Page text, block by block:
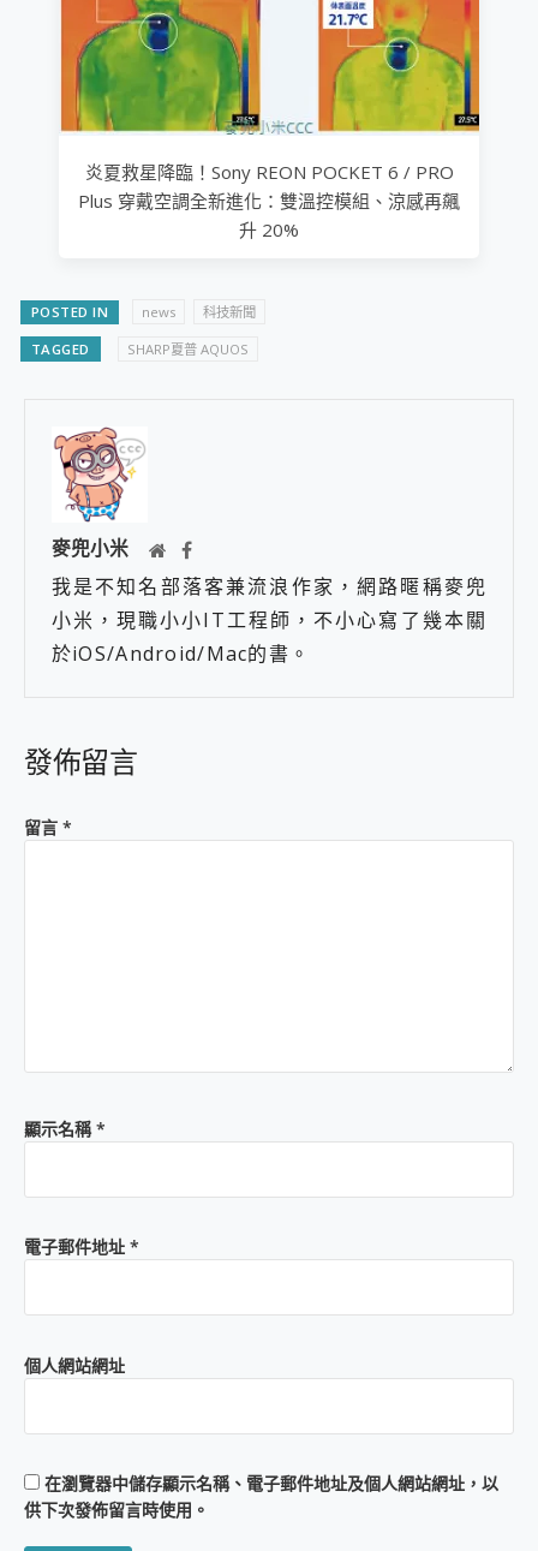
炎夏救星降臨！Sony REON POCKET 6 / PRO
Plus 穿戴空調全新進化：雙溫控模組、涼感再飆
升 20%
POSTED IN news 科技新聞
TAGGED SHARP夏普 AQUOS
麥兜小米
我是不知名部落客兼流浪作家，網路暱稱麥兜
小米，現職小小IT工程師，不小心寫了幾本關
於iOS/Android/Mac的書。
發佈留言
留言 *
顯示名稱*
電子郵件地址 *
個人網站網址
在瀏覽器中儲存顯示名稱、電子郵件地址及個人網站網址，以
供下次發佈留言時使用。